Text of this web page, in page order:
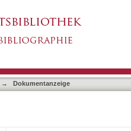
Activity
→ Dokumentanzeige